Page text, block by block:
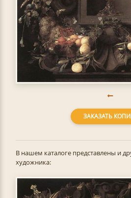
ЗАКАЗАТЬ
В нашем каталоге представлены и
художника: